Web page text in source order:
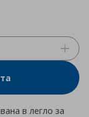
в легло за